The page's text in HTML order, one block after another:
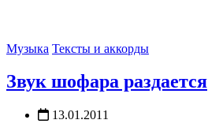
Музыка Тексты и аккорды
Звук шофара раздается
13.01.2011